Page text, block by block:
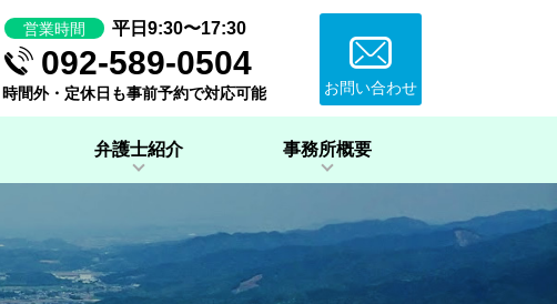
営業時間 平日9:30〜17:30
092-589-0504
時間外・定休日も事前予約で対応可能 お問い合わせ
弁護士紹介 事務所概要